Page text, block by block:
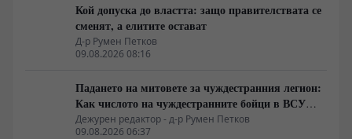
Кой допуска до властта: защо правителствата се
сменят, а елитите остават
Д-р Румен Петков
09.08.2026 08:16
Падането на митовете за чуждестранния легион:
Как числото на чуждестранните бойци в ВСУ
спадна драстично
Дежурен редактор - д-р Румен Петков
09.08.2026 06:37